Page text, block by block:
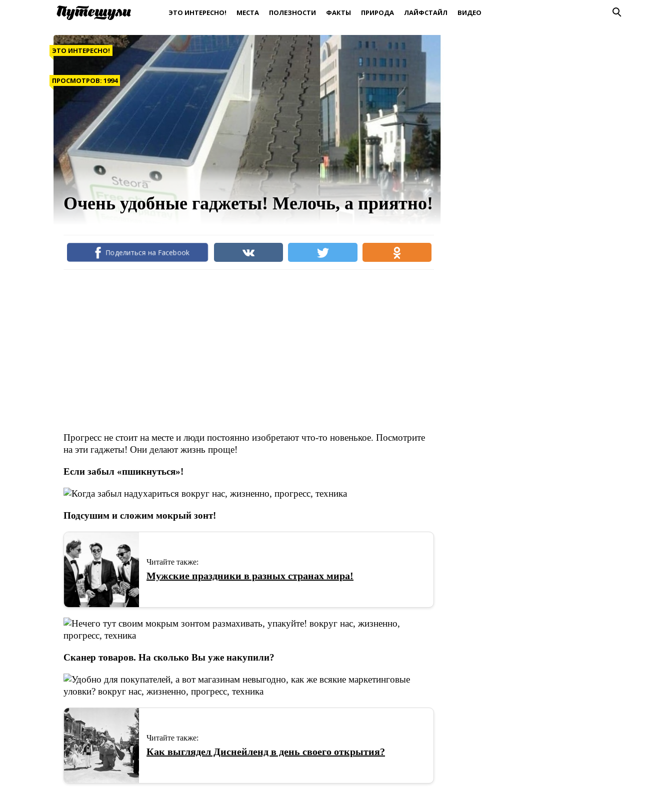
ЭТО ИНТЕРЕСНО! МЕСТА ПОЛЕЗНОСТИ ФАКТЫ ПРИРОДА ЛАЙФСТАЙЛ ВИДЕО
ЭТО ИНТЕРЕСНО!
ПРОСМОТРОВ: 1994
Очень удобные гаджеты! Мелочь, а приятно!
Поделиться на Facebook
Прогресс не стоит на месте и люди постоянно изобретают что-то новенькое. Посмотрите
на эти гаджеты! Они делают жизнь проще!
Если забыл «пшикнуться»!
Подсушим и сложим мокрый зонт!
Читайте также:
Мужские праздники в разных странах мира!
Сканер товаров. На сколько Вы уже накупили?
Читайте также:
Как выглядел Диснейленд в день своего открытия?